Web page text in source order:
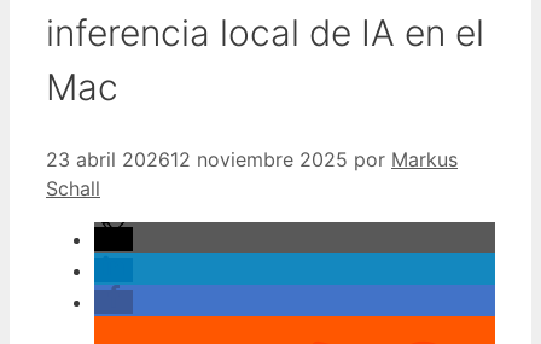
inferencia local de IA en el
Mac
23 abril 202612 noviembre 2025 por Markus
Schall